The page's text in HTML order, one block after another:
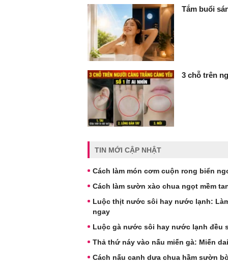
Tắm buổi
3 chỗ trên
TIN MỚI CẬP NHẬT
Cách làm món cơm cuộn rong biển
Cách làm sườn xào chua ngọt mềm
Luộc thịt nước sôi hay nước lạnh:
ngay
Luộc gà nước sôi hay nước lạnh đều
Thả thứ náy vào nấu miến gà: Miến
Cách nấu canh dưa chua hầm sườn